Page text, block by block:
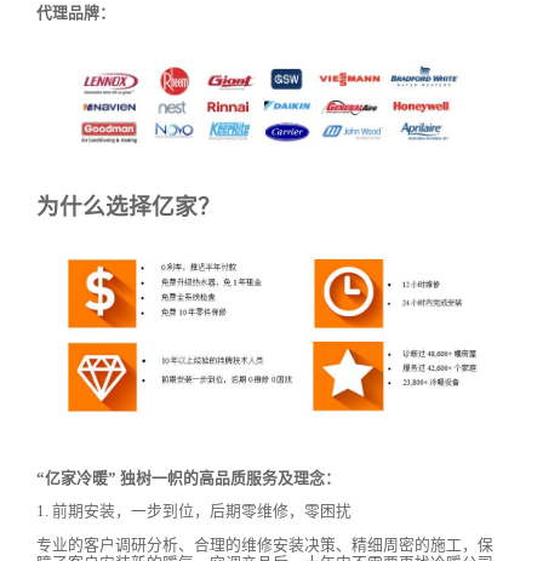
代理品牌：
为什么选择亿家？
“亿家冷暖” 独树一帜的高品质服务及理念：
1. 前期安装，一步到位，后期零维修，零困扰
专业的客户调研分析、合理的维修安装决策、精细周密的施工，保